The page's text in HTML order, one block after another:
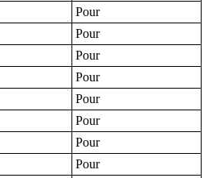
Pour
Pour
Pour
Pour
Pour
Pour
Pour
Pour